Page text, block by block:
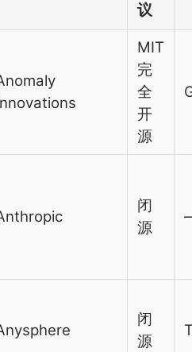
议
MIT
完
全
开
源
闭
源
闭
源